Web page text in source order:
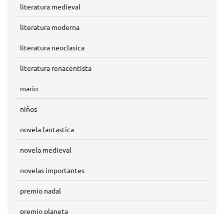
literatura medieval
literatura moderna
literatura neoclasica
literatura renacentista
mario
niños
novela fantastica
novela medieval
novelas importantes
premio nadal
premio planeta